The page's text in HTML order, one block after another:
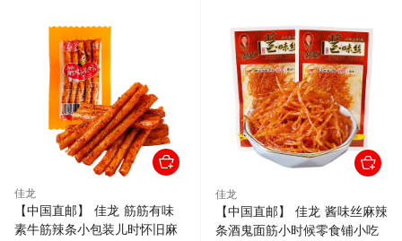
佳龙
【中国直邮】 佳龙 筋筋有味
素牛筋辣条小包装儿时怀旧麻
佳龙
【中国直邮】 佳龙 酱味丝麻辣
条酒鬼面筋小时候零食铺小吃